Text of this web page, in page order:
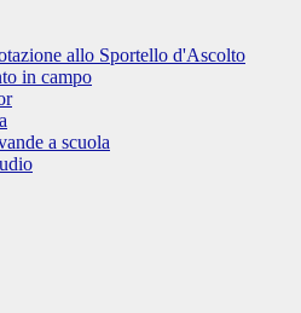
allo Sportello d'Ascolto
in campo
a scuola